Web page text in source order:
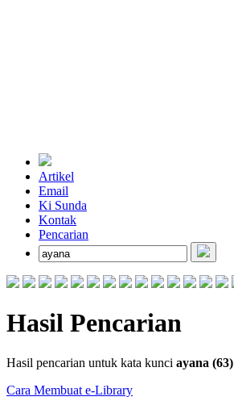
Artikel
Email
Ki Sunda
Kontak
Pencarian
Hasil Pencarian
Hasil pencarian untuk kata kunci ayana (63)
Cara Membuat e-Library